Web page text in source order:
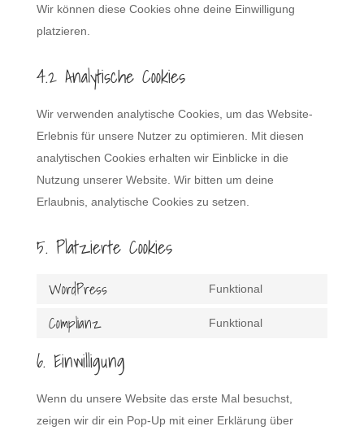
Wir können diese Cookies ohne deine Einwilligung
platzieren.
4.2 Analytische Cookies
Wir verwenden analytische Cookies, um das Website-
Erlebnis für unsere Nutzer zu optimieren. Mit diesen
analytischen Cookies erhalten wir Einblicke in die
Nutzung unserer Website. Wir bitten um deine
Erlaubnis, analytische Cookies zu setzen.
5. Platzierte Cookies
WordPress Funktional
Complianz Funktional
complianz
6. Einwilligung
Wenn du unsere Website das erste Mal besuchst,
zeigen wir dir ein Pop-Up mit einer Erklärung über